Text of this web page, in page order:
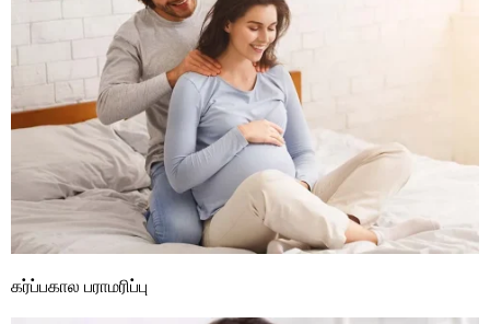
கர்ப்பகால பராமரிப்பு